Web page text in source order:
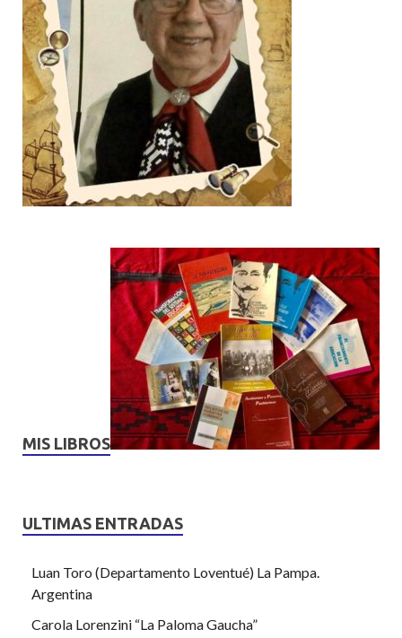
MIS LIBROS
ULTIMAS ENTRADAS
Luan Toro (Departamento Loventué) La Pampa.
Argentina
Carola Lorenzini “La Paloma Gaucha”